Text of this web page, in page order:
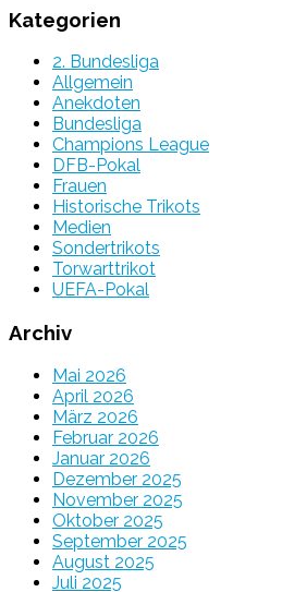
Kategorien
2. Bundesliga
Allgemein
Anekdoten
Bundesliga
Champions League
DFB-Pokal
Frauen
Historische Trikots
Medien
Sondertrikots
Torwarttrikot
UEFA-Pokal
Archiv
Mai 2026
April 2026
März 2026
Februar 2026
Januar 2026
Dezember 2025
November 2025
Oktober 2025
September 2025
August 2025
Juli 2025